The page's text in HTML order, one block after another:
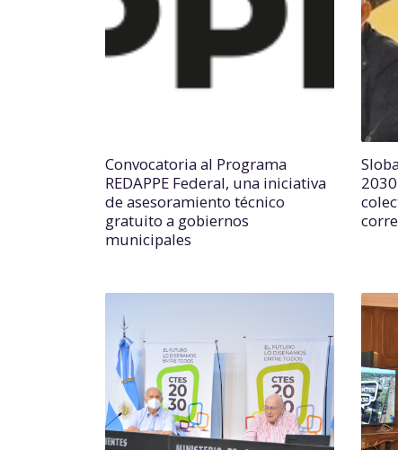
Convocatoria al Programa
REDAPPE Federal, una iniciativa
de asesoramiento técnico
gratuito a gobiernos
municipales